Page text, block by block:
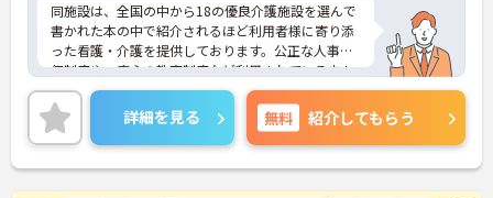
同施設は、全国の中から18の優良介護施設を選んで
書かれた本の中で紹介されるほど利用者様に寄り添
った看護・介護を提供しております。公正な人事評
価制度や、安心の教育制度など利用されている方も
働いている職員も充実した生活を送ることができる
環境が整っております。年間休日110日以上、残業
はほとんど無しとご家庭やプライベートとも両立が
しやすく、長く安心して勤務していただける職場で
す。
詳細を見る 無料 紹介してもらう